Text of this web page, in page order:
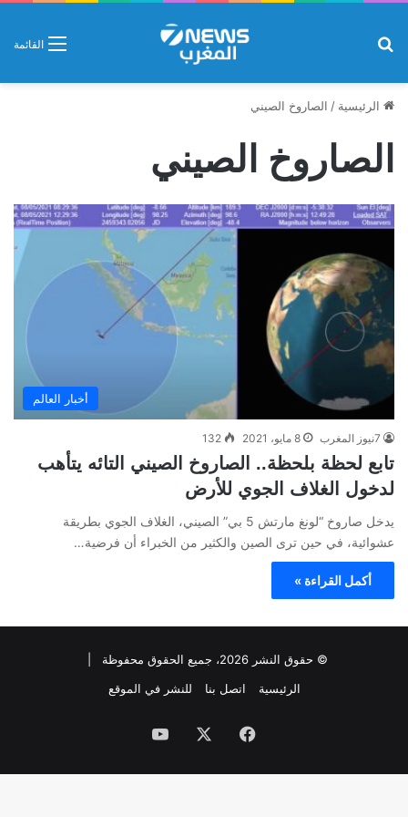
القائمة
الرئيسية / الصاروخ الصيني
الصاروخ الصيني
أخبار العالم
7نيوز المغرب 8 مايو، 2021 132
تابع لحظة بلحظة.. الصاروخ الصيني التائه يتأهب
لدخول الغلاف الجوي للأرض
يدخل صاروخ “لونغ مارتش 5 بي” الصيني، الغلاف الجوي بطريقة
عشوائية، في حين ترى الصين والكثير من الخبراء أن فرضية…
أكمل القراءة »
© حقوق النشر 2026، جميع الحقوق محفوظة |
الرئيسية
اتصل بنا للنشر في الموقع
فيسبوك